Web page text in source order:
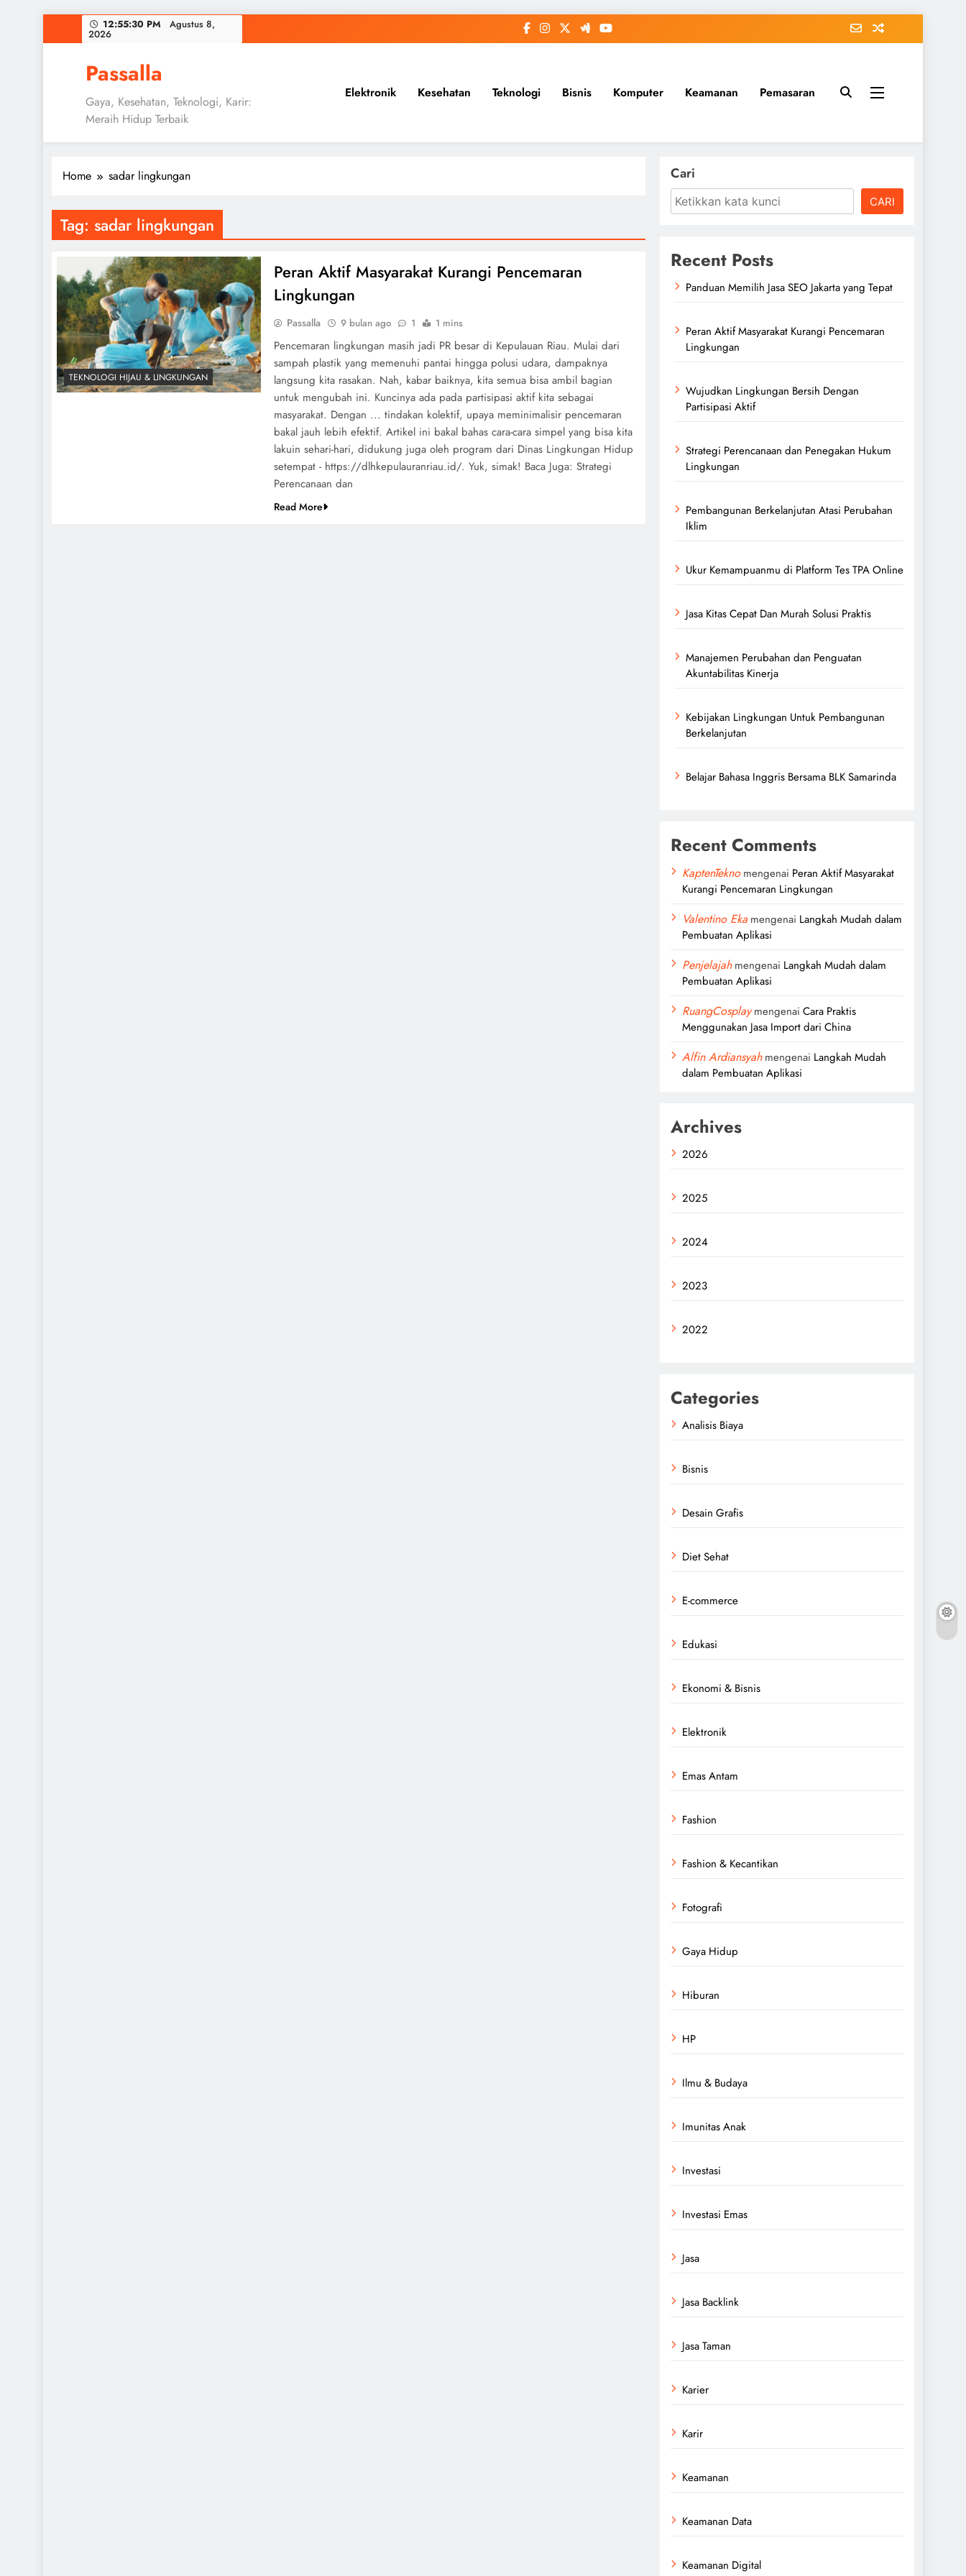
to
12:55:31 PM Agustus 8,
2026
Passalla
Gaya, Kesehatan, Teknologi, Karir:
Meraih Hidup Terbaik
Elektronik Kesehatan Teknologi Bisnis Komputer Keamanan Pemasaran
Home sadar lingkungan
Tag: sadar lingkungan
TEKNOLOGI HIJAU & LINGKUNGAN
Peran Aktif Masyarakat Kurangi Pencemaran
Lingkungan
Passalla 9 bulan ago 1 1 mins
Pencemaran lingkungan masih jadi PR besar di Kepulauan Riau. Mulai dari
sampah plastik yang memenuhi pantai hingga polusi udara, dampaknya
langsung kita rasakan. Nah, kabar baiknya, kita semua bisa ambil bagian
untuk mengubah ini. Kuncinya ada pada partisipasi aktif kita sebagai
masyarakat. Dengan ... tindakan kolektif, upaya meminimalisir pencemaran
bakal jauh lebih efektif. Artikel ini bakal bahas cara-cara simpel yang bisa kita
lakuin sehari-hari, didukung juga oleh program dari Dinas Lingkungan Hidup
setempat - https://dlhkepulauranriau.id/. Yuk, simak! Baca Juga: Strategi
Perencanaan dan
Read More
Cari
CARI
Recent Posts
Panduan Memilih Jasa SEO Jakarta yang Tepat
Peran Aktif Masyarakat Kurangi Pencemaran
Lingkungan
Wujudkan Lingkungan Bersih Dengan
Partisipasi Aktif
Strategi Perencanaan dan Penegakan Hukum
Lingkungan
Pembangunan Berkelanjutan Atasi Perubahan
Iklim
Ukur Kemampuanmu di Platform Tes TPA Online
Jasa Kitas Cepat Dan Murah Solusi Praktis
Manajemen Perubahan dan Penguatan
Akuntabilitas Kinerja
Kebijakan Lingkungan Untuk Pembangunan
Berkelanjutan
Belajar Bahasa Inggris Bersama BLK Samarinda
Recent Comments
KaptenTeknomengenai Peran Aktif Masyarakat
Kurangi Pencemaran Lingkungan
Valentino Eka mengenai Langkah Mudah dalam
Pembuatan Aplikasi
Penjelajahmengenai Langkah Mudah dalam
Pembuatan Aplikasi
RuangCosplaymengenai Cara Praktis
Menggunakan Jasa Import dari China
Alfin Ardiansyahmengenai Langkah Mudah
dalam Pembuatan Aplikasi
Archives
2026
2025
2024
2023
2022
Categories
Analisis Biaya
Bisnis
Desain Grafis
Diet Sehat
E-commerce
Edukasi
Ekonomi & Bisnis
Elektronik
Emas Antam
Fashion
Fashion & Kecantikan
Fotografi
Gaya Hidup
Hiburan
HP
Ilmu & Budaya
Imunitas Anak
Investasi
Investasi Emas
Jasa
Jasa Backlink
Jasa Taman
Karier
Karir
Keamanan
Keamanan Data
Keamanan Digital